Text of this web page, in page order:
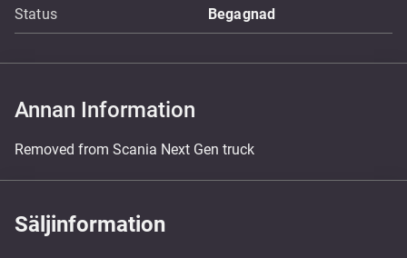
Status Begagnad
Annan Information
Removed from Scania Next Gen truck
Säljinformation